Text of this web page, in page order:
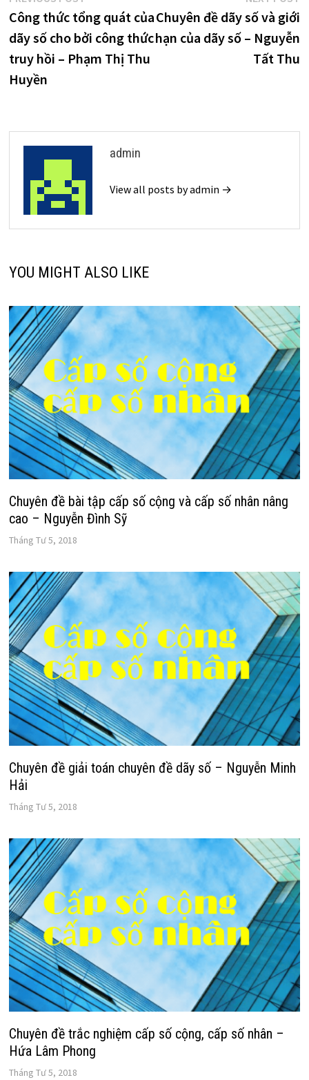
hướng
bài
viết
post:
Công thức tổng quát của
dãy số cho bởi công thức
truy hồi – Phạm Thị Thu
Huyền
Chuyên đề dãy số và giới
hạn của dãy số – Nguyễn
Tất Thu
admin
View all posts by admin →
YOU MIGHT ALSO LIKE
Chuyên đề bài tập cấp số cộng và cấp số nhân nâng
cao – Nguyễn Đình Sỹ
Tháng Tư 5, 2018
Chuyên đề giải toán chuyên đề dãy số – Nguyễn Minh
Hải
Tháng Tư 5, 2018
Chuyên đề trắc nghiệm cấp số cộng, cấp số nhân –
Hứa Lâm Phong
Tháng Tư 5, 2018